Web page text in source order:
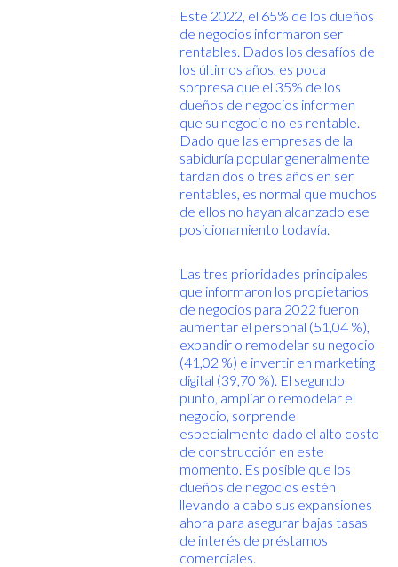
Este 2022, el 65% de los dueños
de negocios informaron ser
rentables. Dados los desafíos de
los últimos años, es poca
sorpresa que el 35% de los
dueños de negocios informen
que su negocio no es rentable.
Dado que las empresas de la
sabiduría popular generalmente
tardan dos o tres años en ser
rentables, es normal que muchos
de ellos no hayan alcanzado ese
posicionamiento todavía.
Las tres prioridades principales
que informaron los propietarios
de negocios para 2022 fueron
aumentar el personal (51,04 %),
expandir o remodelar su negocio
(41,02 %) e invertir en marketing
digital (39,70 %). El segundo
punto, ampliar o remodelar el
negocio, sorprende
especialmente dado el alto costo
de construcción en este
momento. Es posible que los
dueños de negocios estén
llevando a cabo sus expansiones
ahora para asegurar bajas tasas
de interés de préstamos
comerciales.